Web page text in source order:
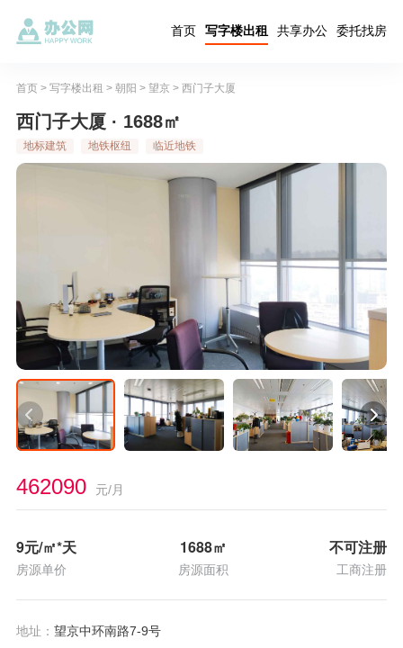
首页 写字楼出租 共享办公 委托找房
首页> 写字楼出租 > 朝阳 > 望京> 西门子大厦
西门子大厦 · 1688㎡
地标建筑 地铁枢纽 临近地铁
462090 元/月
9元/㎡*天
房源单价
1688㎡
房源面积
不可注册
工商注册
地址： 望京中环南路7-9号